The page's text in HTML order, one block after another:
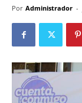
Por Administrador -